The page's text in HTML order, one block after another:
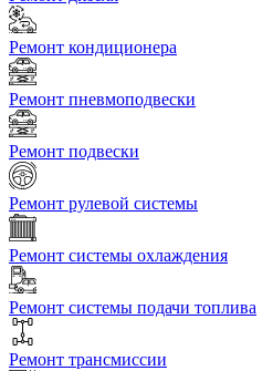
Ремонт кондиционера
Ремонт пневмоподвески
Ремонт подвески
Ремонт рулевой системы
Ремонт системы охлаждения
Ремонт системы подачи топлива
Ремонт трансмиссии